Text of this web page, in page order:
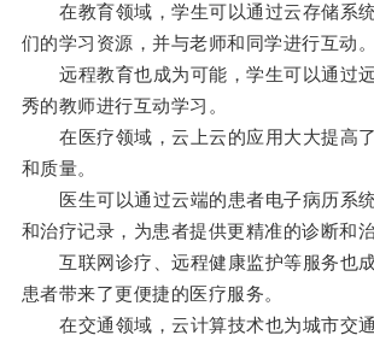
在教育领域，学生可以通过云存储系
们的学习资源，并与老师和同学进行互动。
远程教育也成为可能，学生可以通过
秀的教师进行互动学习。
在医疗领域，云上云的应用大大提高
和质量。
医生可以通过云端的患者电子病历系
和治疗记录，为患者提供更精准的诊断和治
互联网诊疗、远程健康监护等服务也
患者带来了更便捷的医疗服务。
在交通领域，云计算技术也为城市交